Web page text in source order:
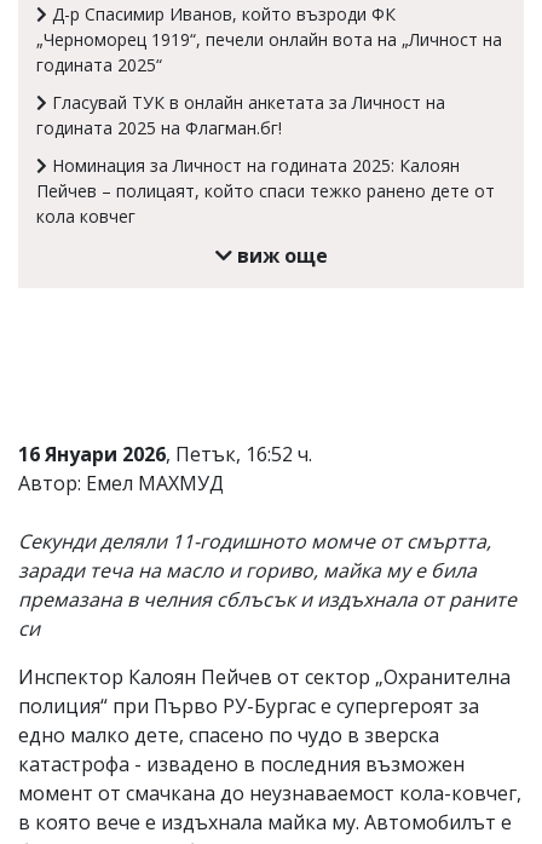
тях!
Ако
обиден
коментар,
моля
сигнализирайте
Д-р Спасимир Иванов, който възроди ФК
„Черноморец 1919“, печели онлайн вота на „Личност на
годината 2025“
Гласувай ТУК в онлайн анкетата за Личност на
годината 2025 на Флагман.бг!
Номинация за Личност на годината 2025: Калоян
Пейчев – полицаят, който спаси тежко ранено дете от
кола ковчег
виж още
16 Януари 2026, Петък, 16:52 ч.
Автор: Емел МАХМУД
Секунди деляли 11-годишното момче от смъртта,
заради теча на масло и гориво, майка му е била
премазана в челния сблъсък и издъхнала от раните
си
Инспектор Калоян Пейчев от сектор „Охранителна
полиция“ при Първо РУ-Бургас е супергероят за
едно малко дете, спасено по чудо в зверска
катастрофа - извадено в последния възможен
момент от смачкана до неузнаваемост кола-ковчег,
в която вече е издъхнала майка му. Автомобилът е